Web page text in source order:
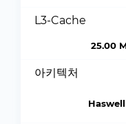
L3-Cache
25.00
아키텍처
Haswell